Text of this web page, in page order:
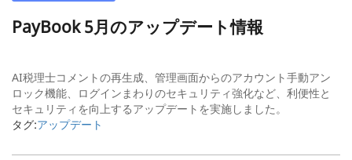
PayBook 5月のアップデート情報
AI税理士コメントの再生成、管理画面からのアカウント手動アン
ロック機能、ログインまわりのセキュリティ強化など、利便性と
セキュリティを向上するアップデートを実施しました。
タグ:アップデート